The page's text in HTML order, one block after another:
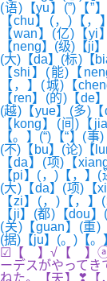
(语)【yu】(”)【”
【chu】(，)【
【wan】(亿)【
【neng】(级)【ji
(大)【da】(标)【
【shi】(能)【
【，】(城)【
【ren】(的)【de
(越)【yue】(多)
【kong】(间)【
【。】(“)【“】(
(不)【bu】(论)【
【da】(项)【
【pi】(，)【，】
(大)【da】(项)【
【zi】(，)【，
【ji】(都)【dou
(关)【guan】(重)
(据)【ju】(。)【。
☑【 】√【 】ⓐ
ーデスがやって
ねた。【天】❣【